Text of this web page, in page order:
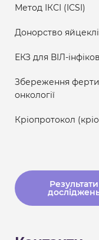
Метод ІКСІ (ICSI)
Донорство
ЕКЗ для ВІЛ-
Збереження
онкології
Кріопротокол
Результати